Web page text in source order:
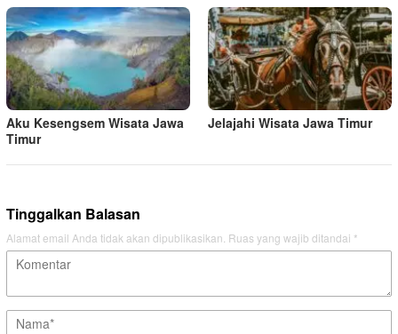
Aku Kesengsem Wisata Jawa
Timur
Jelajahi Wisata Jawa Timur
Tinggalkan Balasan
Alamat email Anda tidak akan dipublikasikan. Ruas yang wajib ditandai *